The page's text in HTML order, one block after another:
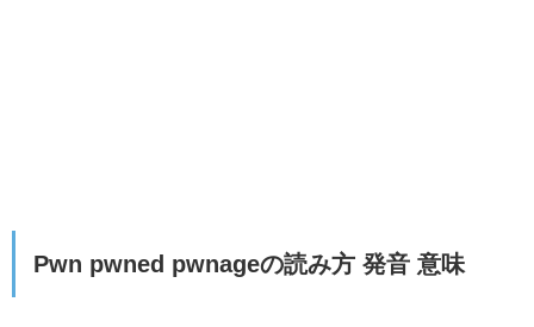
Pwn pwned pwnageの読み方 発音 意味